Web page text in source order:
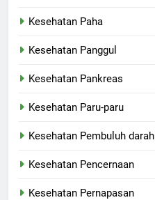
Kesehatan Paha
Kesehatan Panggul
Kesehatan Pankreas
Kesehatan Paru-paru
Kesehatan Pembuluh darah
Kesehatan Pencernaan
Kesehatan Pernapasan